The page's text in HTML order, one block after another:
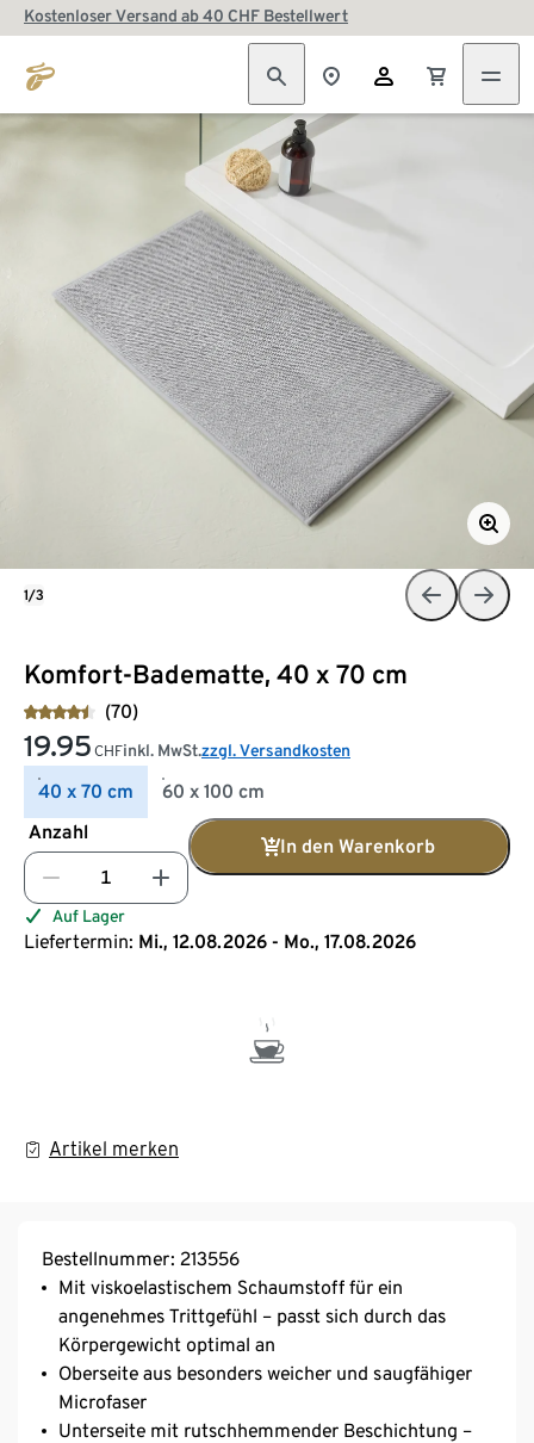
Kostenloser Versand ab 40 CHF Bestellwert
Komfort-Badematte, 40 x 70 cm
(70)
19.95 CHFinkl. MwSt.zzgl. Versandkosten
40 x 70 cm
60 x 100 cm
Anzahl
In den Warenkorb
Auf Lager
Liefertermin: Mi., 12.08.2026 - Mo., 17.08.2026
Artikel merken
1/3
Bestellnummer: 213556
Mit viskoelastischem Schaumstoff für ein
angenehmes Trittgefühl – passt sich durch das
Körpergewicht optimal an
Oberseite aus besonders weicher und saugfähiger
Microfaser
Unterseite mit rutschhemmender Beschichtung –